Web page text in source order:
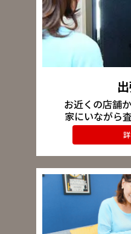
お近くの店舗
家にいながら